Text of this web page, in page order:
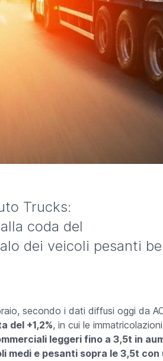
Trucks:
coda del
dei veicoli pesanti
secondo i dati diffusi oggi da
del +1,2%, in cui le
leggeri fino a 3,5t in
medi e pesanti sopra le 3,5t